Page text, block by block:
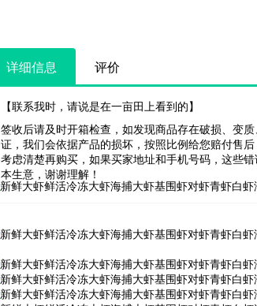
河南郑
详细信息 评价
【联系我时，请说是在一亩田上看到的】
签收后请及时开箱检查，如发现商品存在破损、变
证，我们会依据产品的损坏，按照比例给您赔付售
考虑清楚再购买，如果买家地址和手机号码，这些
本生意，谢谢理解！